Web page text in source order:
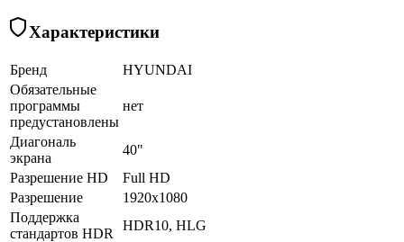
Характеристики
Бренд
HYUNDAI
Обязательные
программы
предустановлены
нет
Диагональ
экрана
40"
Разрешение HD
Full HD
Разрешение
1920x1080
Поддержка
стандартов HDR
HDR10, HLG